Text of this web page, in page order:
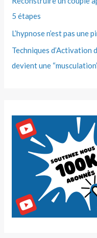
5 étapes
L’hypnose n’est pas une
Techniques d’Activation
devient une